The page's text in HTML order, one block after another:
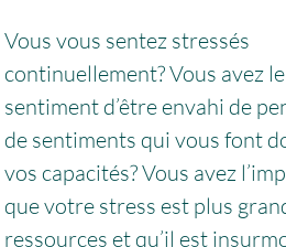
Vous vous sentez stressés
continuellement? Vous avez le
sentiment d’être envahi de
de sentiments qui vous font
vos capacités? Vous avez
que votre stress est plus
ressources et qu’il est